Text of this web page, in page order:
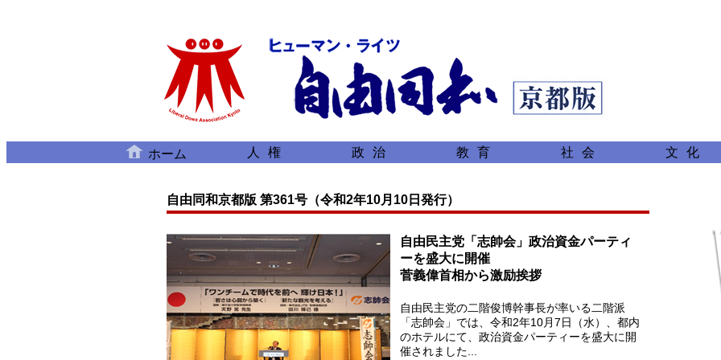
ホーム 人権 政治 教育 社会 文化
自由同和京都版 第361号（令和2年10月10日発行）
自由民主党「志帥会」政治資金パーティ
ーを盛大に開催
菅義偉首相から激励挨拶
自由民主党の二階俊博幹事長が率いる二階派
「志帥会」では、令和2年10月7日（水）、都内
のホテルにて、政治資金パーティーを盛大に開
催されました...